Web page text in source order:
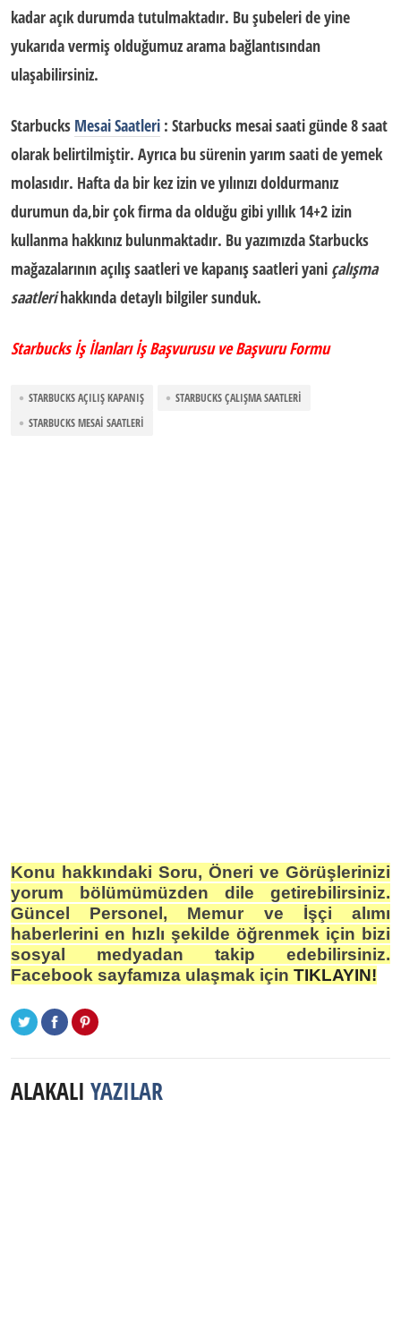
kadar açık durumda tutulmaktadır. Bu şubeleri de yine
yukarıda vermiş olduğumuz arama bağlantısından
ulaşabilirsiniz.
Starbucks Mesai Saatleri : Starbucks mesai saati günde 8 saat
olarak belirtilmiştir. Ayrıca bu sürenin yarım saati de yemek
molasıdır. Hafta da bir kez izin ve yılınızı doldurmanız
durumun da,bir çok firma da olduğu gibi yıllık 14+2 izin
kullanma hakkınız bulunmaktadır. Bu yazımızdaStarbucks
mağazalarınınaçılış saatlerive kapanış saatleriyani çalışma
saatlerihakkında detaylı bilgiler sunduk.
Starbucks İş İlanları İş Başvurusu ve Başvuru Formu
STARBUCKS AÇILIŞ KAPANIŞ
STARBUCKS ÇALIŞMA SAATLERI
STARBUCKS MESAI SAATLERI
Konu hakkındaki Soru, Öneri ve Görüşlerinizi
yorum bölümümüzden dile getirebilirsiniz.
Güncel Personel, Memur ve İşçi alımı
haberlerini en hızlı şekilde öğrenmek için bizi
sosyal medyadan takip edebilirsiniz.
Facebook sayfamıza ulaşmak için TIKLAYIN!
ALAKALI YAZILAR